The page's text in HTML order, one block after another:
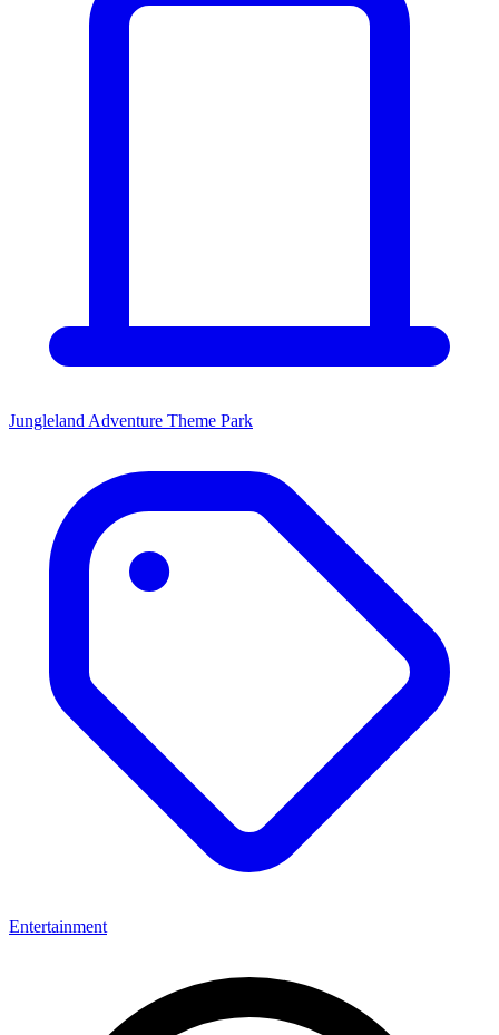
Jungleland Adventure Theme Park
Entertainment